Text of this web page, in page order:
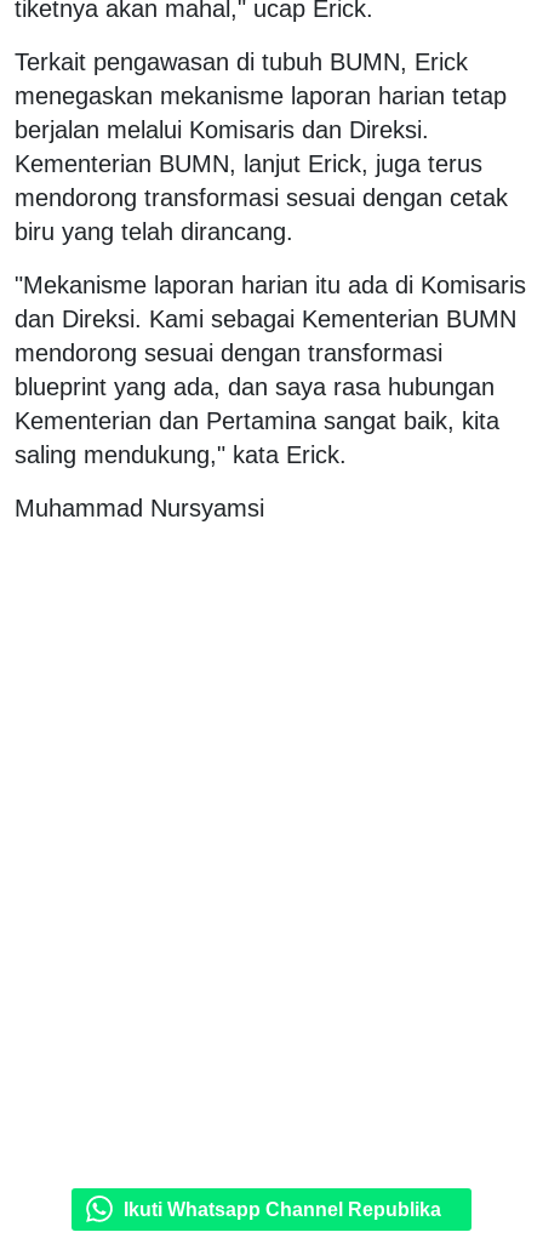
tiketnya akan mahal," ucap Erick.
Terkait pengawasan di tubuh BUMN, Erick
menegaskan mekanisme laporan harian tetap
berjalan melalui Komisaris dan Direksi.
Kementerian BUMN, lanjut Erick, juga terus
mendorong transformasi sesuai dengan cetak
biru yang telah dirancang.
"Mekanisme laporan harian itu ada di Komisaris
dan Direksi. Kami sebagai Kementerian BUMN
mendorong sesuai dengan transformasi
blueprint yang ada, dan saya rasa hubungan
Kementerian dan Pertamina sangat baik, kita
saling mendukung," kata Erick.
Muhammad Nursyamsi
Ikuti Whatsapp Channel Republika